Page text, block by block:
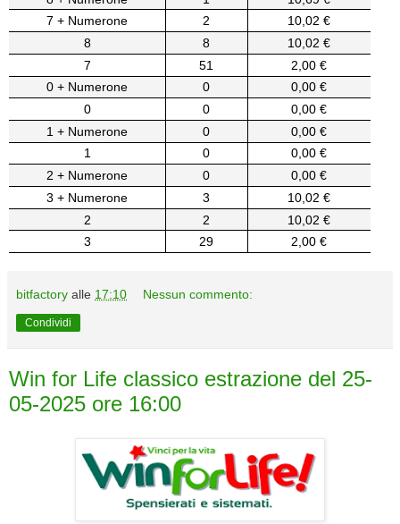
7 + Numerone
2
10,02 €
8
8
10,02 €
7
51
2,00 €
0 + Numerone
0
0,00 €
0
0
0,00 €
1 + Numerone
0
0,00 €
1
0
0,00 €
2 + Numerone
0
0,00 €
3 + Numerone
3
10,02 €
2
2
10,02 €
3
29 2,00 €
bitfactory alle 17:10 Nessun commento:
Condividi
Win for Life classico estrazione del 25-
05-2025 ore 16:00